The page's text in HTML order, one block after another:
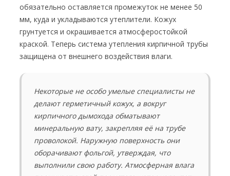
обязательно оставляется промежуток не менее 50
мм, куда и укладываются утеплители. Кожух
грунтуется и окрашивается атмосферостойкой
краской. Теперь система утепления кирпичной трубы
защищена от внешнего воздействия влаги.
Некоторые не особо умелые специалисты не
делают герметичный кожух, а вокруг
кирпичного дымохода обматывают
минеральную вату, закрепляя её на трубе
проволокой. Наружную поверхность они
оборачивают фольгой, утверждая, что
выполнили свою работу. Атмосферная влага